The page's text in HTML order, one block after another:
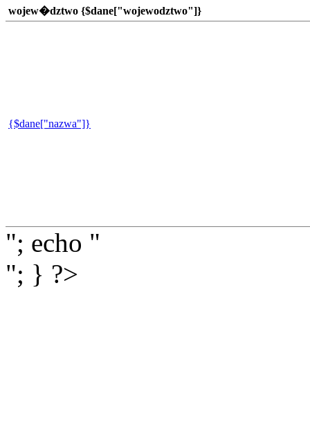
wojew�dztwo {$dane["wojewodztwo"]}
{$dane["nazwa"]}
"; echo "
"; } ?>